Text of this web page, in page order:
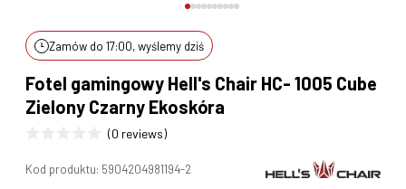
Zamów do 17:00, wyślemy dziś
Fotel gamingowy Hell's Chair HC- 1005 Cube
Zielony Czarny Ekoskóra
(0 reviews)
Kod produktu: 5904204981194-2